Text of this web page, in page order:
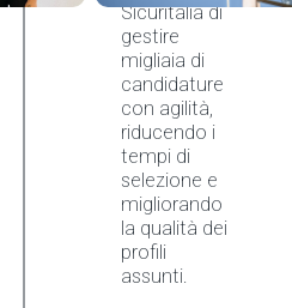
Sicuritalia di
gestire
migliaia di
candidature
con agilità,
riducendo i
tempi di
selezione e
migliorando
la qualità dei
profili
assunti.